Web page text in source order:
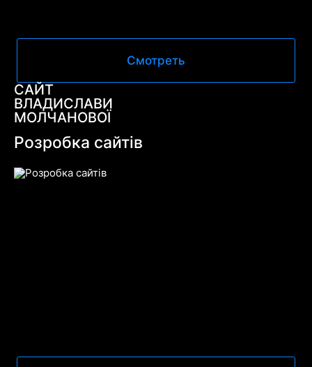
Смотреть
САЙТ
ВЛАДИСЛАВИ
МОЛЧАНОВОЇ
Розробка сайтів